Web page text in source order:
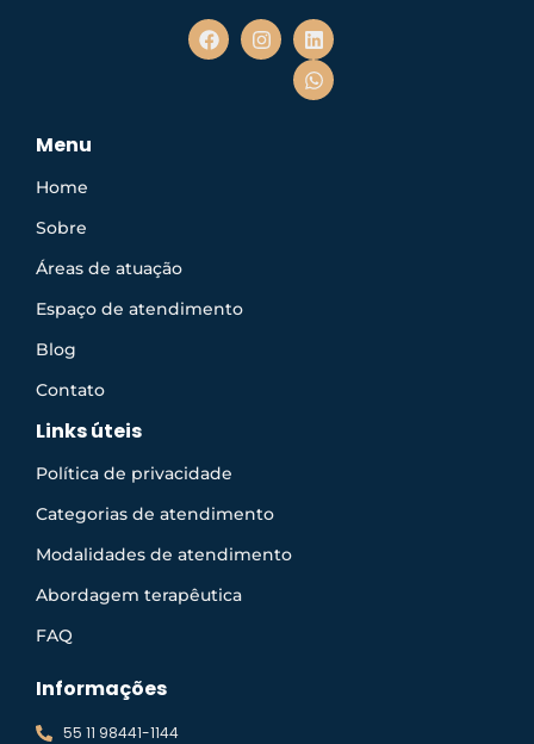
Menu
Home
Sobre
Áreas de atuação
Espaço de atendimento
Blog
Contato
Links úteis
Política de privacidade
Categorias de atendimento
Modalidades de atendimento
Abordagem terapêutica
FAQ
Informações
55 11 98441-1144